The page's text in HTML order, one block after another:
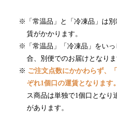
「常温品」と「冷凍品」は
賃がかかります。
「常温品」「冷凍品」をい
合、別便でのお届けとなりま
ご注文点数にかかわらず、
ぞれ1個口の運賃となります。
ス商品は単独で1個口となり
があります。